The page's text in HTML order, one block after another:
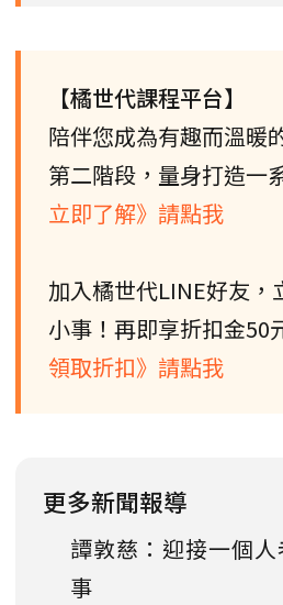
【橘世代課程平台】
陪伴您成為有趣而溫暖
第二階段，量身打造一
立即了解》請點我
加入橘世代LINE好友，
小事！再即享折扣金50
領取折扣》請點我
更多新聞報導
譚敦慈：迎接一個
事